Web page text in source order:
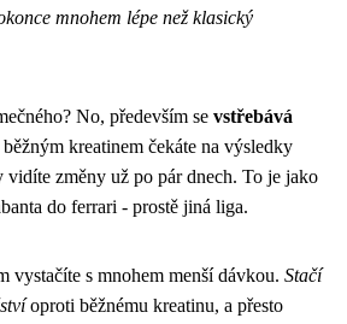
mnohem lépe než klasický
No, především se vstřebává
kreatinem čekáte na výsledky
vidíte změny už po pár dnech. To je jako
do ferrari - prostě jiná liga.
vystačíte s mnohem menší dávkou. Stačí
oproti běžnému kreatinu, a přesto